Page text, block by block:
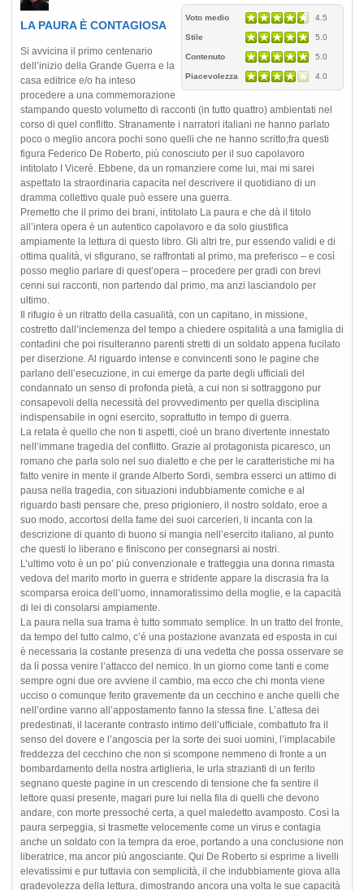
Voto medio 4.5
Stile 5.0
Contenuto 5.0
Piacevolezza 4.0
LA PAURA È CONTAGIOSA
Si avvicina il primo centenario
dell’inizio della Grande Guerra e la
casa editrice e/o ha inteso
procedere a una commemorazione
stampando questo volumetto di racconti (in tutto quattro) ambientati nel
corso di quel conflitto. Stranamente i narratori italiani ne hanno parlato
poco o meglio ancora pochi sono quelli che ne hanno scritto;fra questi
figura Federico De Roberto, più conosciuto per il suo capolavoro
intitolato I Viceré. Ebbene, da un romanziere come lui, mai mi sarei
aspettato la straordinaria capacita nel descrivere il quotidiano di un
dramma collettivo quale può essere una guerra.
Premetto che il primo dei brani, intitolato La paura e che dà il titolo
all’intera opera è un autentico capolavoro e da solo giustifica
ampiamente la lettura di questo libro. Gli altri tre, pur essendo validi e di
ottima qualità, vi sfigurano, se raffrontati al primo, ma preferisco – e così
posso meglio parlare di quest’opera – procedere per gradi con brevi
cenni sui racconti, non partendo dal primo, ma anzi lasciandolo per
ultimo.
Il rifugio è un ritratto della casualità, con un capitano, in missione,
costretto dall’inclemenza del tempo a chiedere ospitalità a una famiglia di
contadini che poi risulteranno parenti stretti di un soldato appena fucilato
per diserzione. Al riguardo intense e convincenti sono le pagine che
parlano dell’esecuzione, in cui emerge da parte degli ufficiali del
condannato un senso di profonda pietà, a cui non si sottraggono pur
consapevoli della necessità del provvedimento per quella disciplina
indispensabile in ogni esercito, soprattutto in tempo di guerra.
La retata è quello che non ti aspetti, cioè un brano divertente innestato
nell’immane tragedia del conflitto. Grazie al protagonista picaresco, un
romano che parla solo nel suo dialetto e che per le caratteristiche mi ha
fatto venire in mente il grande Alberto Sordi, sembra esserci un attimo di
pausa nella tragedia, con situazioni indubbiamente comiche e al
riguardo basti pensare che, preso prigioniero, il nostro soldato, eroe a
suo modo, accortosi della fame dei suoi carcerieri, li incanta con la
descrizione di quanto di buono si mangia nell’esercito italiano, al punto
che questi lo liberano e finiscono per consegnarsi ai nostri.
L’ultimo voto è un po’ più convenzionale e tratteggia una donna rimasta
vedova del marito morto in guerra e stridente appare la discrasia fra la
scomparsa eroica dell’uomo, innamoratissimo della moglie, e la capacità
di lei di consolarsi ampiamente.
La paura nella sua trama è tutto sommato semplice. In un tratto del fronte,
da tempo del tutto calmo, c’é una postazione avanzata ed esposta in cui
è necessaria la costante presenza di una vedetta che possa osservare se
da lì possa venire l’attacco del nemico. In un giorno come tanti e come
sempre ogni due ore avviene il cambio, ma ecco che chi monta viene
ucciso o comunque ferito gravemente da un cecchino e anche quelli che
nell’ordine vanno all’appostamento fanno la stessa fine. L’attesa dei
predestinati, il lacerante contrasto intimo dell’ufficiale, combattuto fra il
senso del dovere e l’angoscia per la sorte dei suoi uomini, l’implacabile
freddezza del cecchino che non si scompone nemmeno di fronte a un
bombardamento della nostra artiglieria, le urla strazianti di un ferito
segnano queste pagine in un crescendo di tensione che fa sentire il
lettore quasi presente, magari pure lui nella fila di quelli che devono
andare, con morte pressoché certa, a quel maledetto avamposto. Così la
paura serpeggia, si trasmette velocemente come un virus e contagia
anche un soldato con la tempra da eroe, portando a una conclusione non
liberatrice, ma ancor più angosciante. Qui De Roberto si esprime a livelli
elevatissimi e pur tuttavia con semplicità, il che indubbiamente giova alla
gradevolezza della lettura, dimostrando ancora una volta le sue capacità